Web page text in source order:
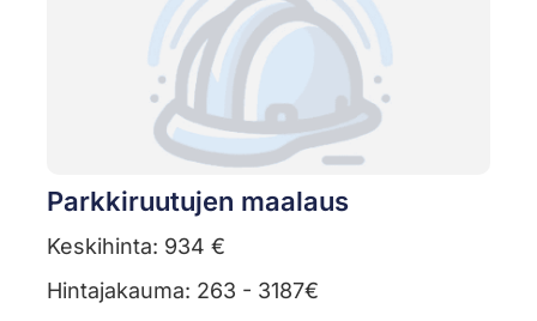
Parkkiruutujen maalaus
Keskihinta: 934 €
Hintajakauma: 263 - 3187€